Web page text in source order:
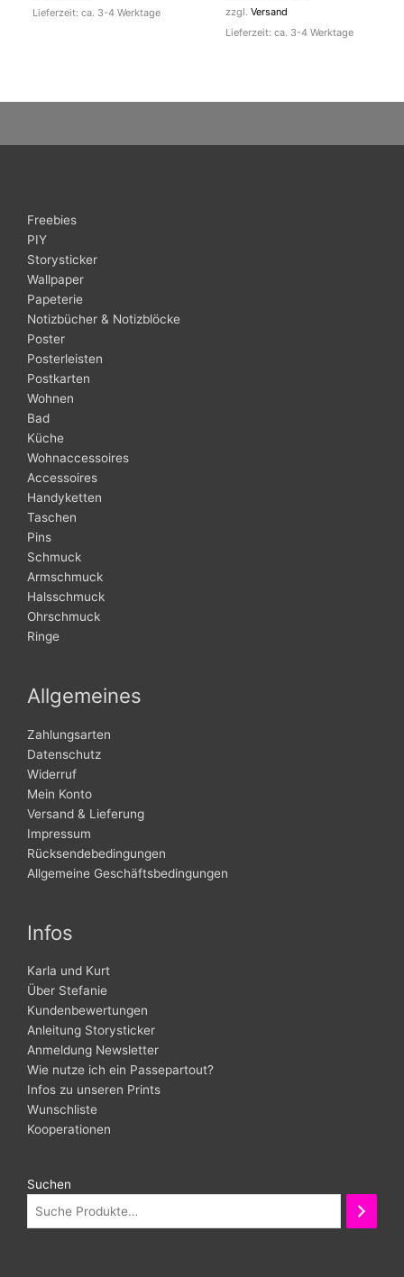
Lieferzeit: ca. 3-4 Werktage
zzgl.Versand
Lieferzeit: ca. 3-4 Werktage
Freebies
PIY
Storysticker
Wallpaper
Papeterie
Notizbücher & Notizblöcke
Poster
Posterleisten
Postkarten
Wohnen
Bad
Küche
Wohnaccessoires
Accessoires
Handyketten
Taschen
Pins
Schmuck
Armschmuck
Halsschmuck
Ohrschmuck
Ringe
Allgemeines
Zahlungsarten
Datenschutz
Widerruf
Mein Konto
Versand & Lieferung
Impressum
Rücksendebedingungen
Allgemeine Geschäftsbedingungen
Infos
Karla und Kurt
Über Stefanie
Kundenbewertungen
Anleitung Storysticker
Anmeldung Newsletter
Wie nutze ich ein Passepartout?
Infos zu unseren Prints
Wunschliste
Kooperationen
Suchen